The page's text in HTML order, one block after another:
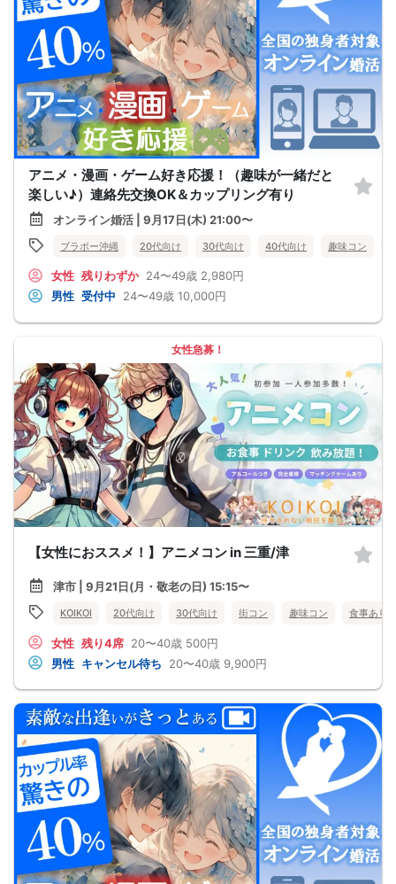
アニメ・漫画・ゲーム好き応援！（趣味が一緒だと
楽しい♪）連絡先交換OK＆カップリング有り
オンライン婚活 | 9月17日(木) 21:00〜
ブラボー沖縄 20代向け 30代向け 40代向け 趣味コン
女性 残りわずか 24〜49歳 2,980円
男性 受付中 24〜49歳 10,000円
女性急募！
【女性におススメ！】アニメコン in 三重/津
津市 | 9月21日(月・敬老の日) 15:15〜
KOIKOI 20代向け 30代向け 街コン 趣味コン 食事あり
女性 残り4席 20〜40歳 500円
男性 キャンセル待ち 20〜40歳 9,900円